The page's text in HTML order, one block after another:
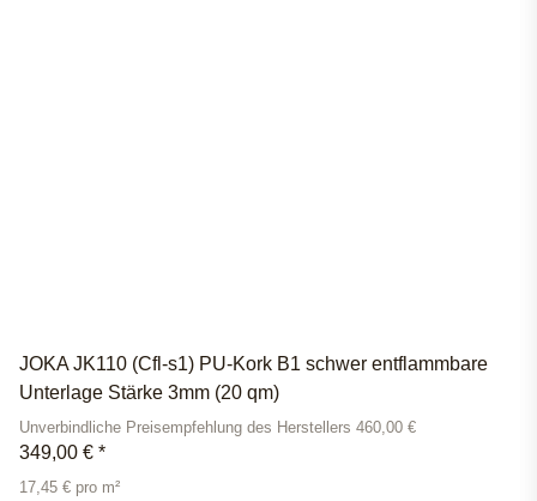
JOKA JK110 (Cfl-s1) PU-Kork B1 schwer entflammbare
Unterlage Stärke 3mm (20 qm)
Unverbindliche Preisempfehlung des Herstellers 460,00 €
349,00 € *
17,45 € pro m²